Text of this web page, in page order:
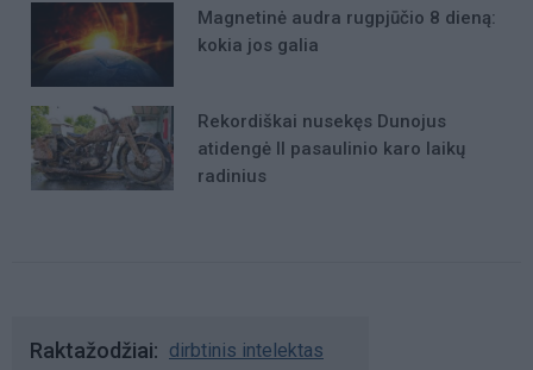
Magnetinė audra rugpjūčio 8 dieną:
kokia jos galia
Rekordiškai nusekęs Dunojus
atidengė II pasaulinio karo laikų
radinius
Raktažodžiai dirbtinis intelektas